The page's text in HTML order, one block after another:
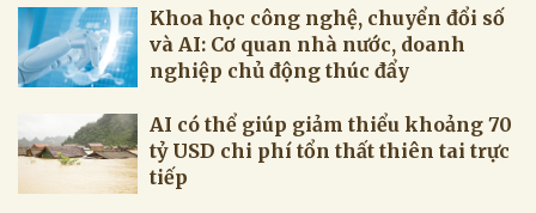
Khoa học công nghệ, chuyển đổi số
và AI: Cơ quan nhà nước, doanh
nghiệp chủ động thúc đẩy
AI có thể giúp giảm thiểu khoảng 70
tỷ USD chi phí tổn thất thiên tai trực
tiếp